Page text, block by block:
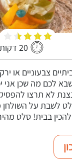
20 דקות
צבעוניים או
לכם מה שכן אני
לא תרצו
לשבת על
בבית! סלט